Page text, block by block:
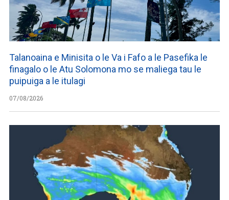
Talanoaina e Minisita o le Va i Fafo a le Pasefika le
finagalo o le Atu Solomona mo se maliega tau le
puipuiga a le itulagi
07/08/2026